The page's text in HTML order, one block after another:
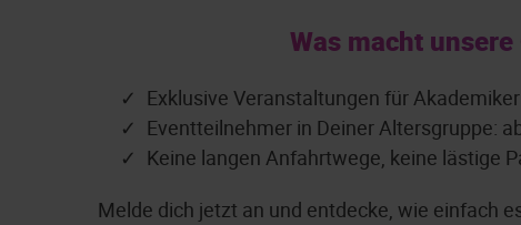
Was macht
Exklusive Veranstaltungen für Akademiker
Eventteilnehmer in Deiner Altersgruppe:
Keine langen Anfahrtwege, keine lästige
Melde dich jetzt an und entdecke, wie einfach